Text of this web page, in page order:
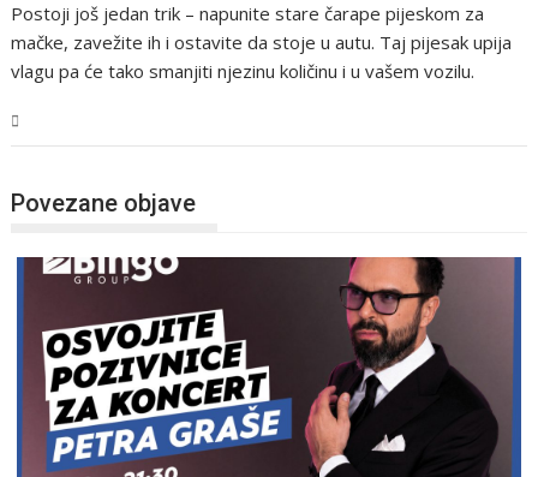
Postoji još jedan trik – napunite stare čarape pijeskom za
mačke, zavežite ih i ostavite da stoje u autu. Taj pijesak upija
vlagu pa će tako smanjiti njezinu količinu i u vašem vozilu.
Povezane objave